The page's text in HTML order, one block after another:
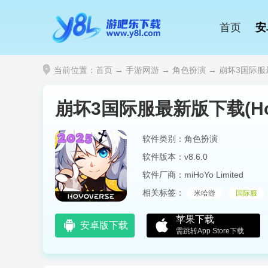
首页
当前位置： 首页 → 手游网游 → 角色扮演 → 崩坏3国际服
崩坏3国际服最新版下载
软件类别：角色扮演
软件版本：v8.6.0
软件厂商：miHoYo Limited
相关标签：
米哈游 国际服
安卓版下载
苹果下载
需跳转App Store下载